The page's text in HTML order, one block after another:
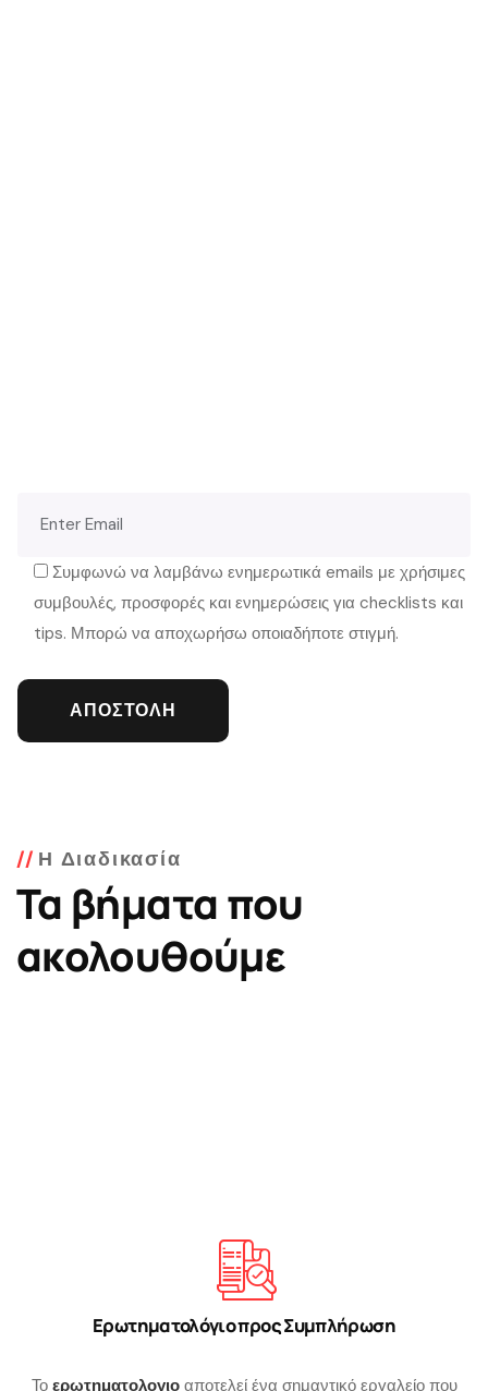
Συμφωνώ να λαμβάνω ενημερωτικά emails με χρήσιμες
συμβουλές, προσφορές και ενημερώσεις για checklists και
tips. Μπορώ να αποχωρήσω οποιαδήποτε στιγμή.
Η Διαδικασία
Τα βήματα που
ακολουθούμε
Ερωτηματολόγιο προς Συμπλήρωση
Το ερωτηματολογιοαποτελεί ένα σημαντικό εργαλείο που